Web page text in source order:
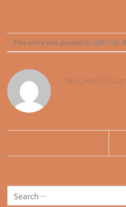
This entry was posted in 品牌介紹.
MUCHADECO201